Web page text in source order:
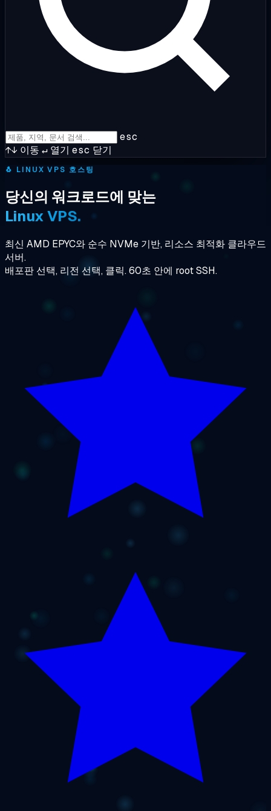
esc
↑↓ 이동 ↵ 열기 esc 닫기
🐧 LINUX VPS 호스팅
당신의 워크로드에 맞는
Linux VPS.
최신 AMD EPYC와 순수 NVMe 기반, 리소스 최적화 클라우드
서버.
배포판 선택, 리전 선택, 클릭. 60초 안에 root SSH.